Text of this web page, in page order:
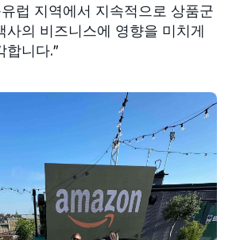
럽 지역에서 지속적으로 상품군
사의 비즈니스에 영향을 미치게
합니다.”